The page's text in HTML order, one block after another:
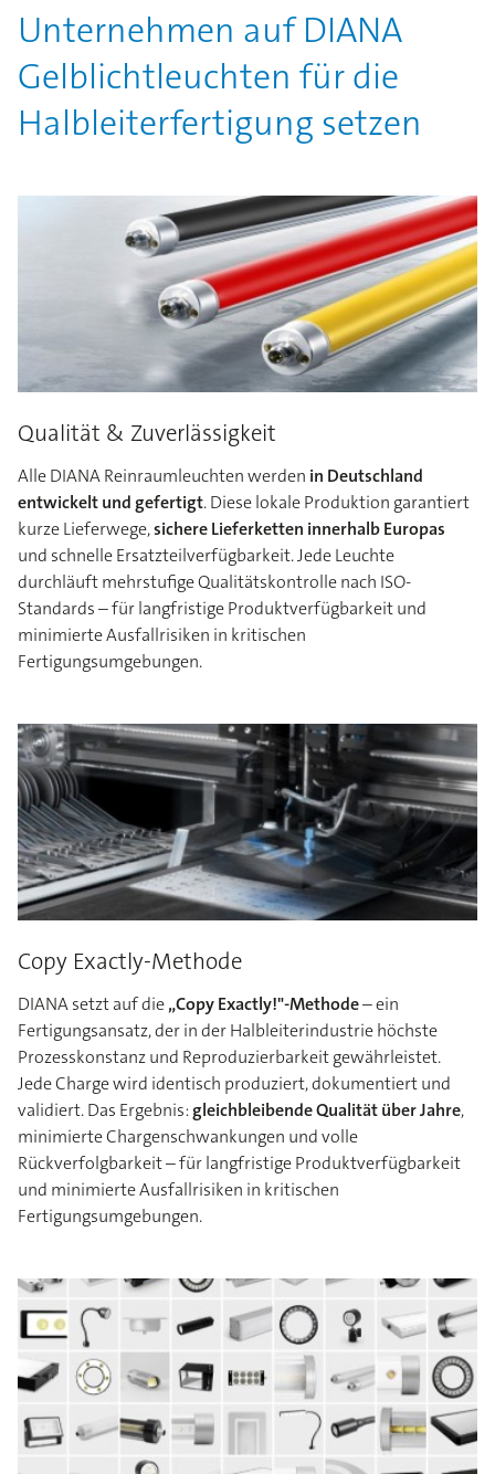
Unternehmen auf DIANA
Gelblichtleuchten für die
Halbleiterfertigung setzen
Qualität & Zuverlässigkeit
Alle DIANA Reinraumleuchten werden in Deutschland
entwickelt und gefertigt. Diese lokale Produktion garantiert
kurze Lieferwege,sichere Lieferketten innerhalb Europas
und schnelle Ersatzteilverfügbarkeit. Jede Leuchte
durchläuft mehrstufige Qualitätskontrolle nach ISO-
Standards – für langfristige Produktverfügbarkeit und
minimierte Ausfallrisiken in kritischen
Fertigungsumgebungen.
Copy Exactly-Methode
DIANA setzt auf die„Copy Exactly!"-Methode– ein
Fertigungsansatz, der in der Halbleiterindustrie höchste
Prozesskonstanz und Reproduzierbarkeit gewährleistet.
Jede Charge wird identisch produziert, dokumentiert und
validiert. Das Ergebnis:gleichbleibende Qualität über Jahre,
minimierte Chargenschwankungen und volle
Rückverfolgbarkeit – für langfristige Produktverfügbarkeit
und minimierte Ausfallrisiken in kritischen
Fertigungsumgebungen.